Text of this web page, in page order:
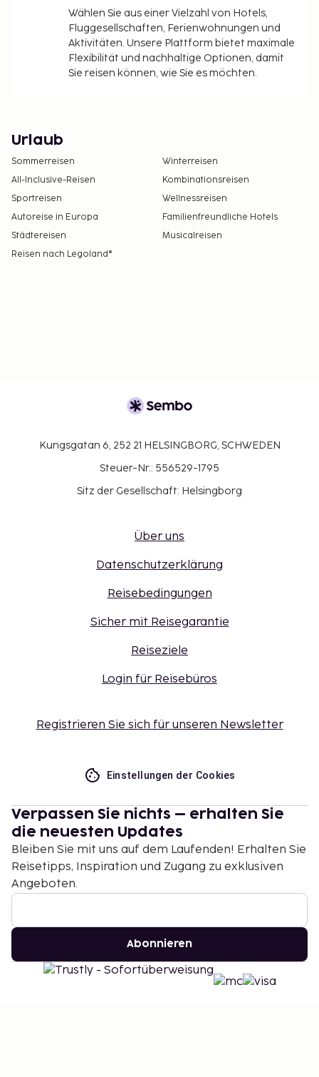
Wählen Sie aus einer Vielzahl von Hotels,
Fluggesellschaften, Ferienwohnungen und
Aktivitäten. Unsere Plattform bietet maximale
Flexibilität und nachhaltige Optionen, damit
Sie reisen können, wie Sie es möchten.
Urlaub
Sommerreisen
Winterreisen
All-Inclusive-Reisen
Kombinationsreisen
Sportreisen
Wellnessreisen
Autoreise in Europa
Familienfreundliche Hotels
Städtereisen
Musicalreisen
Reisen nach Legoland®
Kungsgatan 6, 252 21 HELSINGBORG, SCHWEDEN
Steuer-Nr.: 556529-1795
Sitz der Gesellschaft: Helsingborg
Über uns
Datenschutzerklärung
Reisebedingungen
Sicher mit Reisegarantie
Reiseziele
Login für Reisebüros
Registrieren Sie sich für unseren Newsletter
Einstellungen der Cookies
Verpassen Sie nichts – erhalten Sie
die neuesten Updates
Bleiben Sie mit uns auf dem Laufenden! Erhalten Sie
Reisetipps, Inspiration und Zugang zu exklusiven
Angeboten.
Abonnieren